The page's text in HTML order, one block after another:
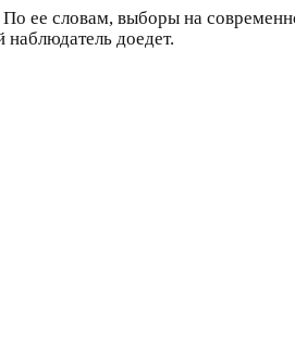
ее словам, выборы на
доедет.